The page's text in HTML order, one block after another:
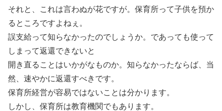
それと、これは言わぬが花ですが。保育所って子供を預か
るところですよねぇ。
誤支給って知らなかったのでしょうか。であっても使って
しまって返還できないと
開き直ることはいかがなものか。知らなかったならば、当
然、速やかに返還すべきです。
保育所経営が容易ではないことは分かります。
しかし、保育所は教育機関でもあります。